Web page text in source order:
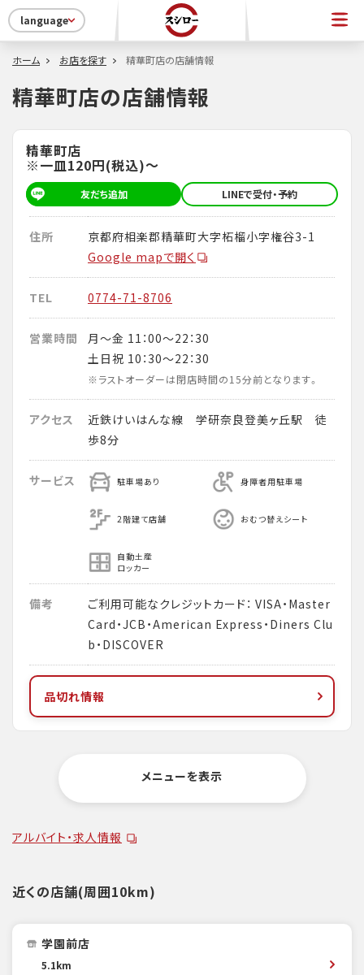
language
ホーム お店を探す 精華町店の店舗情報
精華町店の店舗情報
精華町店
※一皿120円(税込)～
友だち追加 LINEで受付・予約
住所
京都府相楽郡精華町大字柘榴小字権谷3-1
Google mapで開く
TEL 0774-71-8706
営業時間
月～金 11：00～22：30
土日祝 10：30～22：30
※ラストオーダーは閉店時間の15分前となります。
アクセス
近鉄けいはんな線 学研奈良登美ヶ丘駅 徒
歩8分
サービス 駐車場あり 身障者用駐車場
2階建て店舗 おむつ替えシート
自動土産
ロッカー
備考
ご利用可能なクレジットカード： VISA・Master
Card・JCB・American Express・Diners Clu
b・DISCOVER
品切れ情報
メニューを表示
アルバイト・求人情報
近くの店舗(周囲10km)
学園前店
5.1km